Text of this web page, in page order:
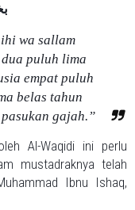
wa sallam
puluh lima
empat puluh
belas tahun
gajah.”
Al-Waqidi ini perlu
mustadraknya telah
Ibnu Ishaq,